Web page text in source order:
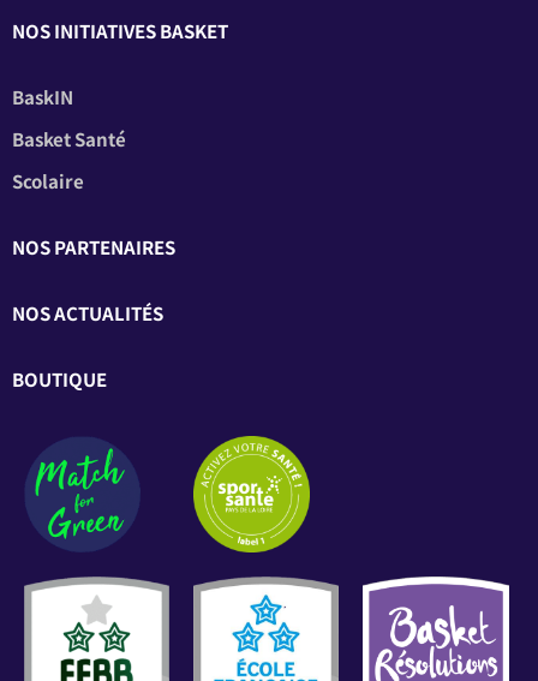
NOS INITIATIVES BASKET
BaskIN
Basket Santé
Scolaire
NOS PARTENAIRES
NOS ACTUALITÉS
BOUTIQUE